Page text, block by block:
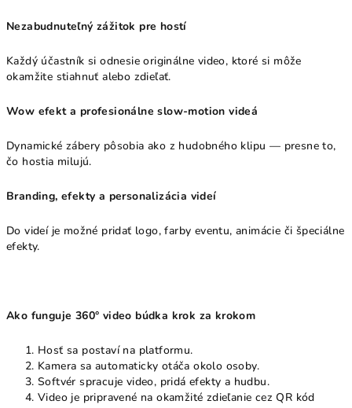
Nezabudnuteľný zážitok pre hostí
Každý účastník si odnesie originálne video, ktoré si môže
okamžite stiahnuť alebo zdieľať.
Wow efekt a profesionálne slow‑motion videá
Dynamické zábery pôsobia ako z hudobného klipu — presne to,
čo hostia milujú.
Branding, efekty a personalizácia videí
Do videí je možné pridať logo, farby eventu, animácie či špeciálne
efekty.
Ako funguje 360° video búdka krok za krokom
Hosť sa postaví na platformu.
Kamera sa automaticky otáča okolo osoby.
Softvér spracuje video, pridá efekty a hudbu.
Video je pripravené na okamžité zdieľanie cez QR kód